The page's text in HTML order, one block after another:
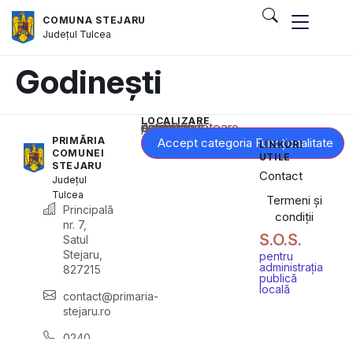
COMUNA STEJARU
Județul Tulcea
Godinești
PRIMĂRIA
COMUNEI
STEJARU
Județul
Tulcea
Principală
nr. 7,
Satul
Stejaru,
827215
contact@primaria-
stejaru.ro
LOCALIZARE
Acest conținut este blocat până când acceptați categoria corespunzătoare de cookie-uri.
Accept categoria Funcționalitate
LINKURI
UTILE
Contact
Termeni și
condiții
S.O.S.
pentru
administrația
publică
locală